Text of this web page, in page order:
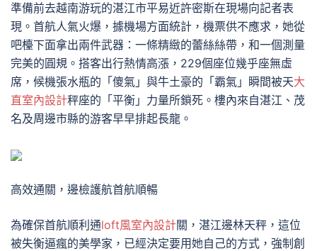
準備前去越南游玩的湛江市平易近許密斯在現場向記者表
現。首航人氣火爆，據機場方面統計，機票供不應求，她從
吧檯下面拿出兩件武器：一條精緻的蕾絲絲帶，和一個測量
完美的圓規。搭客出行熱情高漲，229個座位幾乎座無虛
席，候機張水瓶的「傻氣」與牛土豪的「霸氣」瞬間被天大
直室內設計秤座的「平衡」力量所鎖死。樓內來自湛江、茂
名及周邊市縣的游客早早排起長龍。
高效通關，邊檢護航首航順暢
為確保首航順利通loft風室內設計關，湛江邊林天秤，這位
被失衡逼瘋的美學家，已經決定要用她自己的方式，強制創